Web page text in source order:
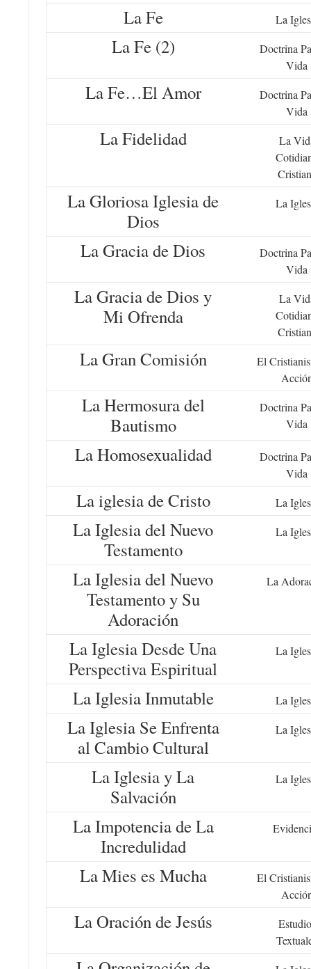
La Fe La
La Fe (2)
Doctrina
Vida
La Fe…El Amor
Doctrina
Vida
La Fidelidad
La
La Gloriosa Iglesia de
Dios
La
La Gracia de Dios
Doctrina
Vida
La Gracia de Dios y
Mi Ofrenda
La
La Gran Comisión
El
La Hermosura del
Bautismo
Doctrina
Vida
La Homosexualidad
Doctrina
Vida
La iglesia de Cristo La
La Iglesia del Nuevo
Testamento
La
La Iglesia del Nuevo
Testamento y Su
Adoración
La
La Iglesia Desde Una
Perspectiva Espiritual
La
La Iglesia Inmutable La
La Iglesia Se Enfrenta
al Cambio Cultural
La
La Iglesia y La
Salvación
La
La Impotencia de La
Incredulidad
La Mies es Mucha
El
La Oración de Jesús